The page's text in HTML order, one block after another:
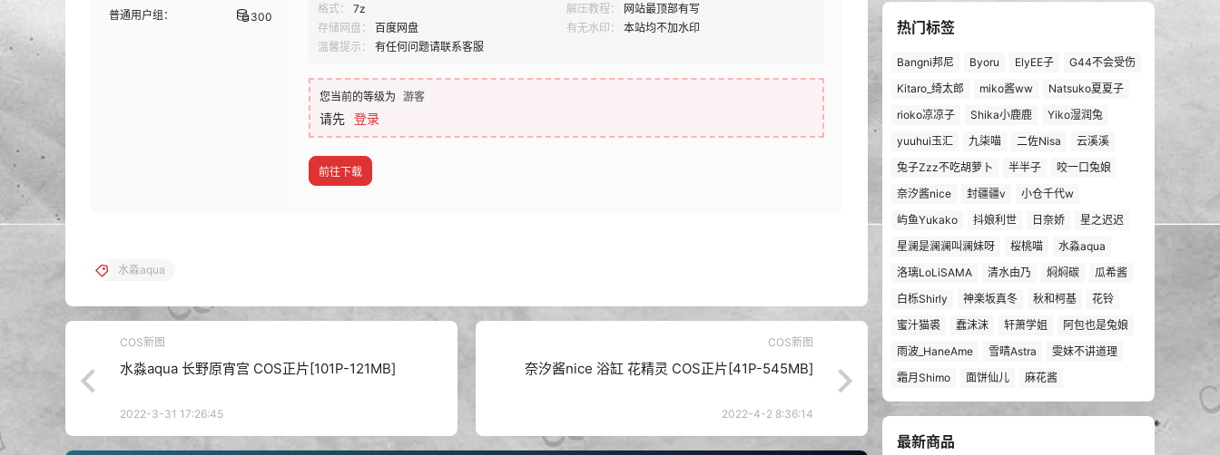
普通用户组： 300
格式： 7z 解压教程：
网站最顶部有写
存储网盘：
百度网盘 有无水印：
本站均不加水印
温馨提示：
有任何问题请联系客服
您当前的等级为 游客
请先 登录
前往下载
水淼aqua
COS新图
水淼aqua 长野原宵宫 COS正片[101P-121MB]
2022-3-31 17:26:45
COS新图
奈汐酱nice 浴缸 花精灵 COS正片[41P-545MB]
2022-4-2 8:36:14
热门标签
Bangni邦尼 Byoru ElyEE子
G44不会受伤
Kitaro_绮太郎
miko酱ww
Natsuko夏夏子
rioko凉凉子
Shika小鹿鹿
Yiko湿润兔
yuuhui玉汇
九柒喵 二佐Nisa
云溪溪
兔子Zzz不吃胡萝卜
半半子
咬一口兔娘
奈汐酱nice
封疆疆v
小仓千代w
屿鱼Yukako
抖娘利世 日奈娇
星之迟迟
星澜是澜澜叫澜妹呀
桜桃喵
水淼aqua
洛璃LoLiSAMA
清水由乃 焖焖碳
瓜希酱
白栎Shirly
神楽坂真冬 秋和柯基
花铃
蜜汁猫裘
蠢沫沫 轩萧学姐
阿包也是兔娘
雨波_HaneAme
雪晴Astra
雯妹不讲道理
霜月Shimo
面饼仙儿 麻花酱
最新商品